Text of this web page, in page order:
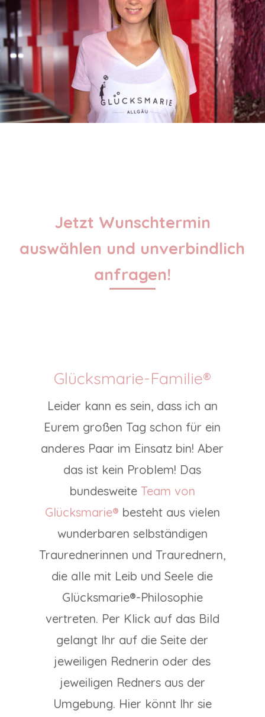
Jetzt Wunschtermin
auswählen und unverbindlich
anfragen!
Glücksmarie-Familie®
Leider kann es sein, dass ich an
Eurem großen Tag schon für ein
anderes Paar im Einsatz bin! Aber
das ist kein Problem! Das
bundesweite Team von
Glücksmarie® besteht aus vielen
wunderbaren selbständigen
Traurednerinnen und Traurednern,
die alle mit Leib und Seele die
Glücksmarie®-Philosophie
vertreten. Per Klick auf das Bild
gelangt Ihr auf die Seite der
jeweiligen Rednerin oder des
jeweiligen Redners aus der
Umgebung. Hier könnt Ihr sie